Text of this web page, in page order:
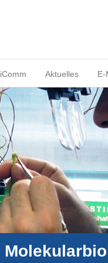
Aktuelles E-